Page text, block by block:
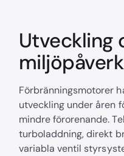
Utveckling
Förbränningsmotorer
utveckling under åren
mindre förorenande.
turboladdning, direkt
variabla ventil